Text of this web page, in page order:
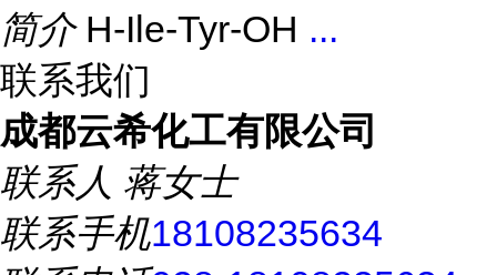
简介 H-Ile-Tyr-OH ...
联系我们
成都云希化工有限公司
联系人 蒋女士
联系手机18108235634